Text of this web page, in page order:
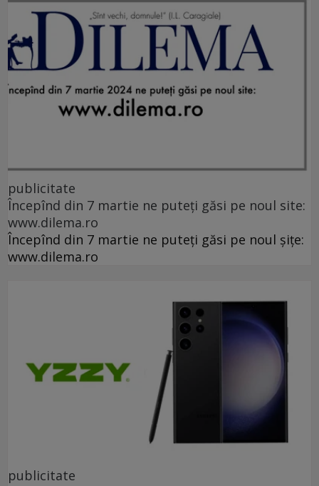
publicitate
Începînd din 7 martie ne puteți găsi pe noul site:
www.dilema.ro
Începînd din 7 martie ne puteți găsi pe noul șițe:
www.dilema.ro
publicitate